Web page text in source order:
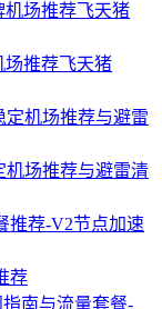
场推荐飞天猪
机场推荐与避雷清
荐